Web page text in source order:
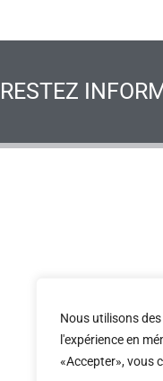
Nous utilisons
l'expérience en
«Accepter», vous
RESTEZ